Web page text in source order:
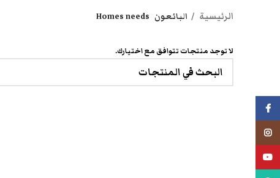
الرئيسية البائعون Homes needs
لا توجد منتجات تتوافق مع اختيارك.